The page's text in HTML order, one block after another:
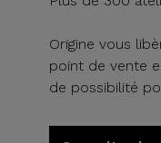
Origine vous
point de vente
de possibilité